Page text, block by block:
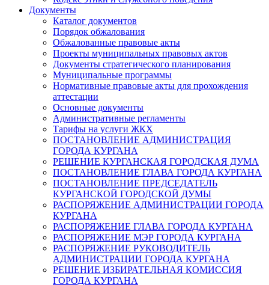
Документы
Каталог документов
Порядок обжалования
Обжалованные правовые акты
Проекты муниципальных правовых актов
Документы стратегического планирования
Муниципальные программы
Нормативные правовые акты для прохождения
аттестации
Основные документы
Административные регламенты
Тарифы на услуги ЖКХ
ПОСТАНОВЛЕНИЕ АДМИНИСТРАЦИЯ
ГОРОДА КУРГАНА
РЕШЕНИЕ КУРГАНСКАЯ ГОРОДСКАЯ ДУМА
ПОСТАНОВЛЕНИЕ ГЛАВА ГОРОДА КУРГАНА
ПОСТАНОВЛЕНИЕ ПРЕДСЕДАТЕЛЬ
КУРГАНСКОЙ ГОРОДСКОЙ ДУМЫ
РАСПОРЯЖЕНИЕ АДМИНИСТРАЦИИ ГОРОДА
КУРГАНА
РАСПОРЯЖЕНИЕ ГЛАВА ГОРОДА КУРГАНА
РАСПОРЯЖЕНИЕ МЭР ГОРОДА КУРГАНА
РАСПОРЯЖЕНИЕ РУКОВОДИТЕЛЬ
АДМИНИСТРАЦИИ ГОРОДА КУРГАНА
РЕШЕНИЕ ИЗБИРАТЕЛЬНАЯ КОМИССИЯ
ГОРОДА КУРГАНА